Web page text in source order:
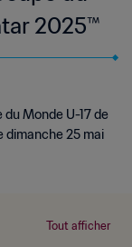
2025™
Monde U-17 de
dimanche 25 mai
Tout afficher